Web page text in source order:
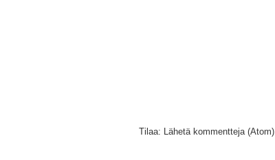
Tilaa: Lähetä kommentteja (Atom)